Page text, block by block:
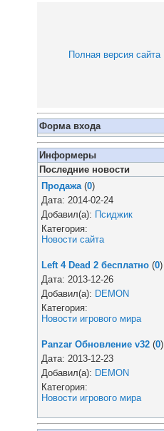
Полная версия сайта
Форма входа
Информеры
Последние новости
Продажа (0)
Дата: 2014-02-24
Добавил(а): Псиджик
Категория:
Новости сайта
Left 4 Dead 2 бесплатно (0)
Дата: 2013-12-26
Добавил(а): DEMON
Категория:
Новости игрового мира
Panzar Обновление v32 (0)
Дата: 2013-12-23
Добавил(а): DEMON
Категория:
Новости игрового мира